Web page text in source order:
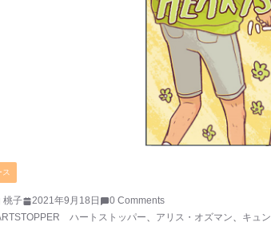
ス
桃子 2021年9月18日
0 Comments
ハートストッパー、 アリス・オズマン、 キュン